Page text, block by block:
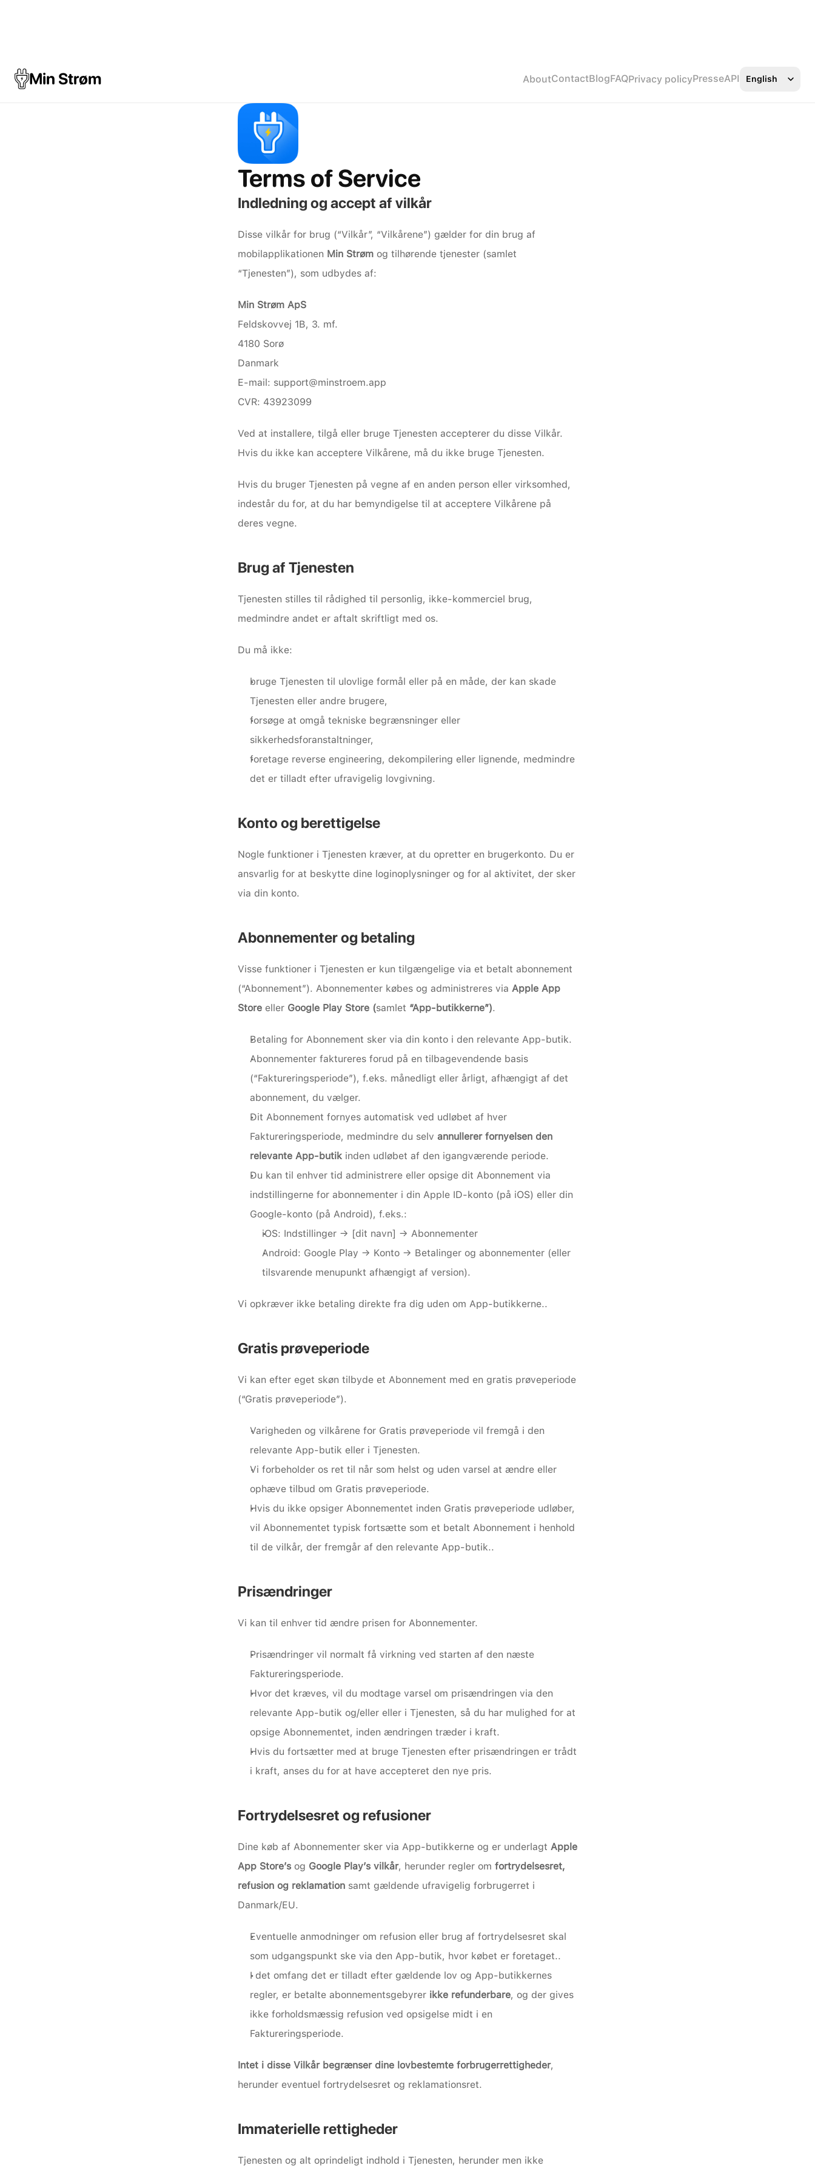
Min Strøm AboutContactBlogFAQPrivacy policyPresseAPI English
Terms of Service
Indledning og accept af vilkår
Disse vilkår for brug (“Vilkår”, “Vilkårene”) gælder for din brug af
mobilapplikationen Min Strøm og tilhørende tjenester (samlet
“Tjenesten”), som udbydes af:
Min Strøm ApS
Feldskovvej 1B, 3. mf.
4180 Sorø
Danmark
E-mail: support@minstroem.app
CVR: 43923099
Ved at installere, tilgå eller bruge Tjenesten accepterer du disse Vilkår.
Hvis du ikke kan acceptere Vilkårene, må du ikke bruge Tjenesten.
Hvis du bruger Tjenesten på vegne af en anden person eller virksomhed,
indestår du for, at du har bemyndigelse til at acceptere Vilkårene på
deres vegne.
Brug af Tjenesten
Tjenesten stilles til rådighed til personlig, ikke-kommerciel brug,
medmindre andet er aftalt skriftligt med os.
Du må ikke:
bruge Tjenesten til ulovlige formål eller på en måde, der kan skade
Tjenesten eller andre brugere,
forsøge at omgå tekniske begrænsninger eller
sikkerhedsforanstaltninger,
foretage reverse engineering, dekompilering eller lignende, medmindre
det er tilladt efter ufravigelig lovgivning.
Konto og berettigelse
Nogle funktioner i Tjenesten kræver, at du opretter en brugerkonto. Du er
ansvarlig for at beskytte dine loginoplysninger og for al aktivitet, der sker
via din konto.
Abonnementer og betaling
Visse funktioner i Tjenesten er kun tilgængelige via et betalt abonnement
(“Abonnement”). Abonnementer købes og administreres via Apple App
Store eller Google Play Store (samlet “App-butikkerne”).
Betaling for Abonnement sker via din konto i den relevante App-butik.
Abonnementer faktureres forud på en tilbagevendende basis
(“Faktureringsperiode”), f.eks. månedligt eller årligt, afhængigt af det
abonnement, du vælger.
Dit Abonnement fornyes automatisk ved udløbet af hver
Faktureringsperiode, medmindre du selv annullerer fornyelsen den
relevante App-butik inden udløbet af den igangværende periode.
Du kan til enhver tid administrere eller opsige dit Abonnement via
indstillingerne for abonnementer i din Apple ID-konto (på iOS) eller din
Google-konto (på Android), f.eks.:
iOS: Indstillinger → [dit navn] → Abonnementer
Android: Google Play → Konto → Betalinger og abonnementer (eller
tilsvarende menupunkt afhængigt af version).
Vi opkræver ikke betaling direkte fra dig uden om App-butikkerne..
Gratis prøveperiode
Vi kan efter eget skøn tilbyde et Abonnement med en gratis prøveperiode
(“Gratis prøveperiode”).
Varigheden og vilkårene for Gratis prøveperiode vil fremgå i den
relevante App-butik eller i Tjenesten.
Vi forbeholder os ret til når som helst og uden varsel at ændre eller
ophæve tilbud om Gratis prøveperiode.
Hvis du ikke opsiger Abonnementet inden Gratis prøveperiode udløber,
vil Abonnementet typisk fortsætte som et betalt Abonnement i henhold
til de vilkår, der fremgår af den relevante App-butik..
Prisændringer
Vi kan til enhver tid ændre prisen for Abonnementer.
Prisændringer vil normalt få virkning ved starten af den næste
Faktureringsperiode.
Hvor det kræves, vil du modtage varsel om prisændringen via den
relevante App-butik og/eller eller i Tjenesten, så du har mulighed for at
opsige Abonnementet, inden ændringen træder i kraft.
Hvis du fortsætter med at bruge Tjenesten efter prisændringen er trådt
i kraft, anses du for at have accepteret den nye pris.
Fortrydelsesret og refusioner
Dine køb af Abonnementer sker via App-butikkerne og er underlagt Apple
App Store’s og Google Play’s vilkår, herunder regler om fortrydelsesret,
refusion og reklamation samt gældende ufravigelig forbrugerret i
Danmark/EU.
Eventuelle anmodninger om refusion eller brug af fortrydelsesret skal
som udgangspunkt ske via den App-butik, hvor købet er foretaget..
I det omfang det er tilladt efter gældende lov og App-butikkernes
regler, er betalte abonnementsgebyrer ikke refunderbare, og der gives
ikke forholdsmæssig refusion ved opsigelse midt i en
Faktureringsperiode.
Intet i disse Vilkår begrænser dine lovbestemte forbrugerrettigheder,
herunder eventuel fortrydelsesret og reklamationsret.
Immaterielle rettigheder
Tjenesten og alt oprindeligt indhold i Tjenesten, herunder men ikke